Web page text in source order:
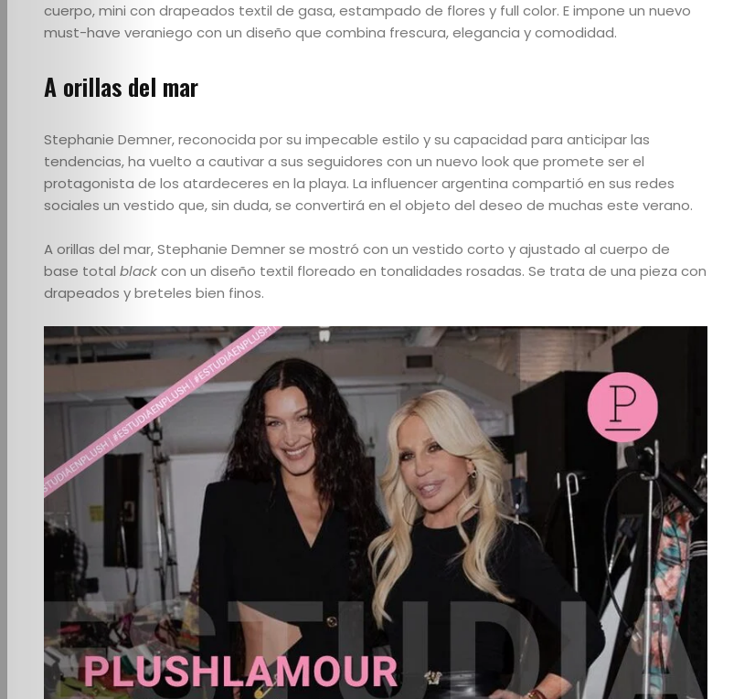
cuerpo, mini con drapeados textil de gasa, estampado de flores y full color. E impone un nuevo
must-have veraniego con un diseño que combina frescura, elegancia y comodidad.
A orillas del mar
Stephanie Demner, reconocida por su impecable estilo y su capacidad para anticipar las
tendencias, ha vuelto a cautivar a sus seguidores con un nuevo look que promete ser el
protagonista de los atardeceres en la playa. La influencer argentina compartió en sus redes
sociales un vestido que, sin duda, se convertirá en el objeto del deseo de muchas este verano.
A orillas del mar, Stephanie Demner se mostró con un vestido corto y ajustado al cuerpo de
base total blackcon un diseño textil floreado en tonalidades rosadas. Se trata de una pieza con
drapeados y breteles bien finos.